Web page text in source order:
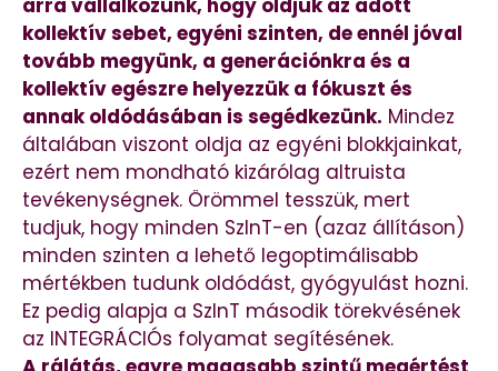
kollektív sebet, egyéni szinten, de ennél jóval
tovább megyünk, a generációnkra és a
kollektív egészre helyezzük a fókuszt és
annak oldódásában is segédkezünk. Mindez
általában viszont oldja az egyéni blokkjainkat,
ezért nem mondható kizárólag altruista
tevékenységnek. Örömmel tesszük, mert
tudjuk, hogy minden SzInT-en (azaz állításon)
minden szinten a lehető legoptimálisabb
mértékben tudunk oldódást, gyógyulást hozni.
Ez pedig alapja a SzInT második törekvésének
az INTEGRÁCIÓs folyamat segítésének.